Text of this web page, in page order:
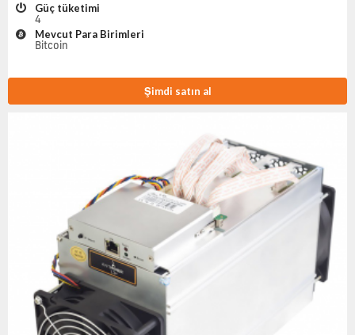
Güç tüketimi
4
Mevcut Para Birimleri
Bitcoin
Şimdi satın al